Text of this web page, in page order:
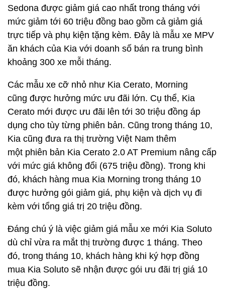
Sedona được giảm giá cao nhất trong tháng với
mức giảm tới 60 triệu đồng bao gồm cả giảm giá
trực tiếp và phụ kiện tặng kèm. Đây là mẫu xe MPV
ăn khách của Kia với doanh số bán ra trung bình
khoảng 300 xe mỗi tháng.
Các mẫu xe cỡ nhỏ như Kia Cerato, Morning
cũng được hưởng mức ưu đãi lớn. Cụ thể, Kia
Cerato mới được ưu đãi lên tới 30 triệu đồng áp
dụng cho tùy từng phiên bản. Cũng trong tháng 10,
Kia cũng đưa ra thị trường Việt Nam thêm
một phiên bản Kia Cerato 2.0 AT Premium nâng cấp
với mức giá không đổi (675 triệu đồng). Trong khi
đó, khách hàng mua Kia Morning trong tháng 10
được hưởng gói giảm giá, phụ kiện và dịch vụ đi
kèm với tổng giá trị 20 triệu đồng.
Đáng chú ý là việc giảm giá mẫu xe mới Kia Soluto
dù chỉ vừa ra mắt thị trường được 1 tháng. Theo
đó, trong tháng 10, khách hàng khi ký hợp đồng
mua Kia Soluto sẽ nhận được gói ưu đãi trị giá 10
triệu đồng.